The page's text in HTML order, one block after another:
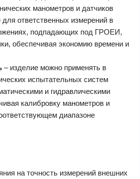
манометров и датчиков
ответственных измерений в
подпадающих под ГРОЕИ,
обеспечивая экономию времени и
– изделие можно применять в
испытательных систем
и гидравлическими
калибровку манометров и
диапазоне
на точность измерений внешних